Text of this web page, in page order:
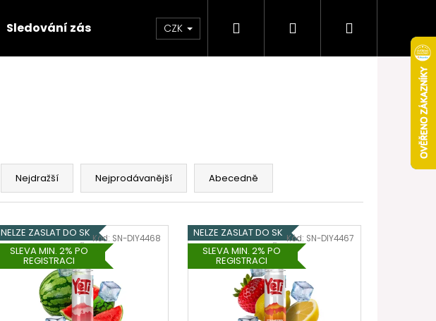
Sledování zásilek Obchodní podmínky Věrnostní program
CZK Hledat PřihlášeníNákupní
Nejdražší Nejprodávanější Abecedně
NELZE ZASLAT DO SK
SLEVA MIN. 2% PO
REGISTRACI
Kód: SN-DIY4468
NELZE ZASLAT DO SK
SLEVA MIN. 2% PO
REGISTRACI
Kód: SN-DIY4467